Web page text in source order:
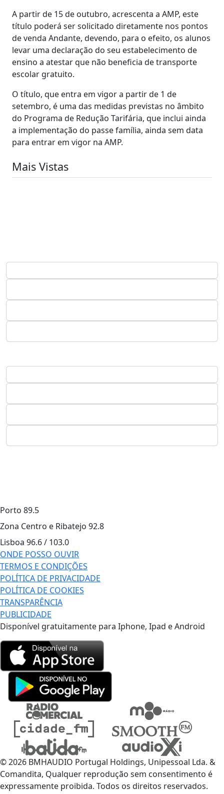
A partir de 15 de outubro, acrescenta a AMP, este
título poderá ser solicitado diretamente nos pontos
de venda Andante, devendo, para o efeito, os alunos
levar uma declaração do seu estabelecimento de
ensino a atestar que não beneficia de transporte
escolar gratuito.
O título, que entra em vigor a partir de 1 de
setembro, é uma das medidas previstas no âmbito
do Programa de Redução Tarifária, que inclui ainda
a implementação do passe família, ainda sem data
para entrar em vigor na AMP.
Mais Vistas
Porto 89.5
Zona Centro e Ribatejo 92.8
Lisboa 96.6 / 103.0
ONDE POSSO OUVIR
TERMOS E CONDIÇÕES
POLÍTICA DE PRIVACIDADE
POLÍTICA DE COOKIES
TRANSPARÊNCIA
PUBLICIDADE
Disponível gratuitamente para Iphone, Ipad e Android
© 2026 BMHAUDIO Portugal Holdings, Unipessoal Lda. &
Comandita, Qualquer reprodução sem consentimento é
expressamente proibida. Todos os direitos reservados.